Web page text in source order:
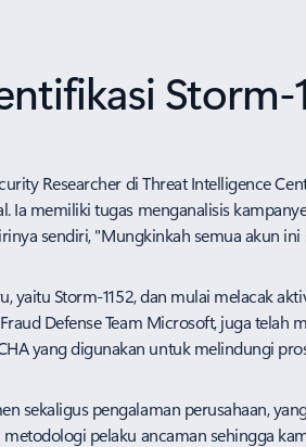
Storm-
Researcher di Threat Intelligence
Ia memiliki tugas menganalisis
sendiri, "Mungkinkah semua akun ini
yaitu Storm-1152, dan mulai melacak
Defense Team Microsoft, juga
yang digunakan untuk melindungi
sekaligus pengalaman perusahaan,
pelaku ancaman sehingga